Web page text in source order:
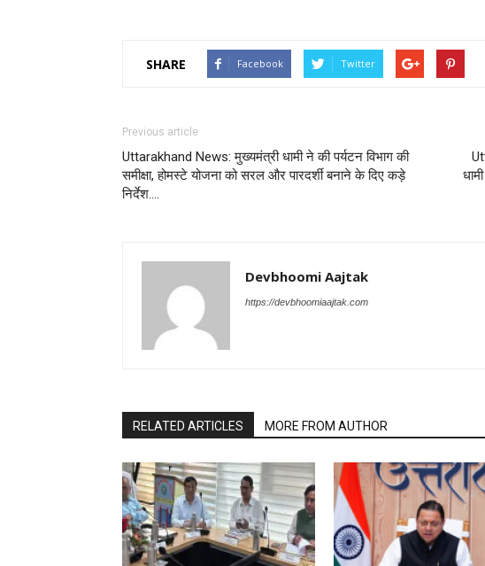
SHARE Facebook Twitter
Previous article
Uttarakhand News: मुख्यमंत्री धामी ने की पर्यटन विभाग की
समीक्षा, होमस्टे योजना को सरल और पारदर्शी बनाने के दिए कड़े
निर्देश….
Devbhoomi Aajtak
https://devbhoomiaajtak.com
RELATED ARTICLES MORE FROM AUTHOR